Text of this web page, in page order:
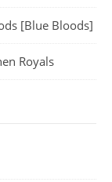
[Blue Bloods]
Royals